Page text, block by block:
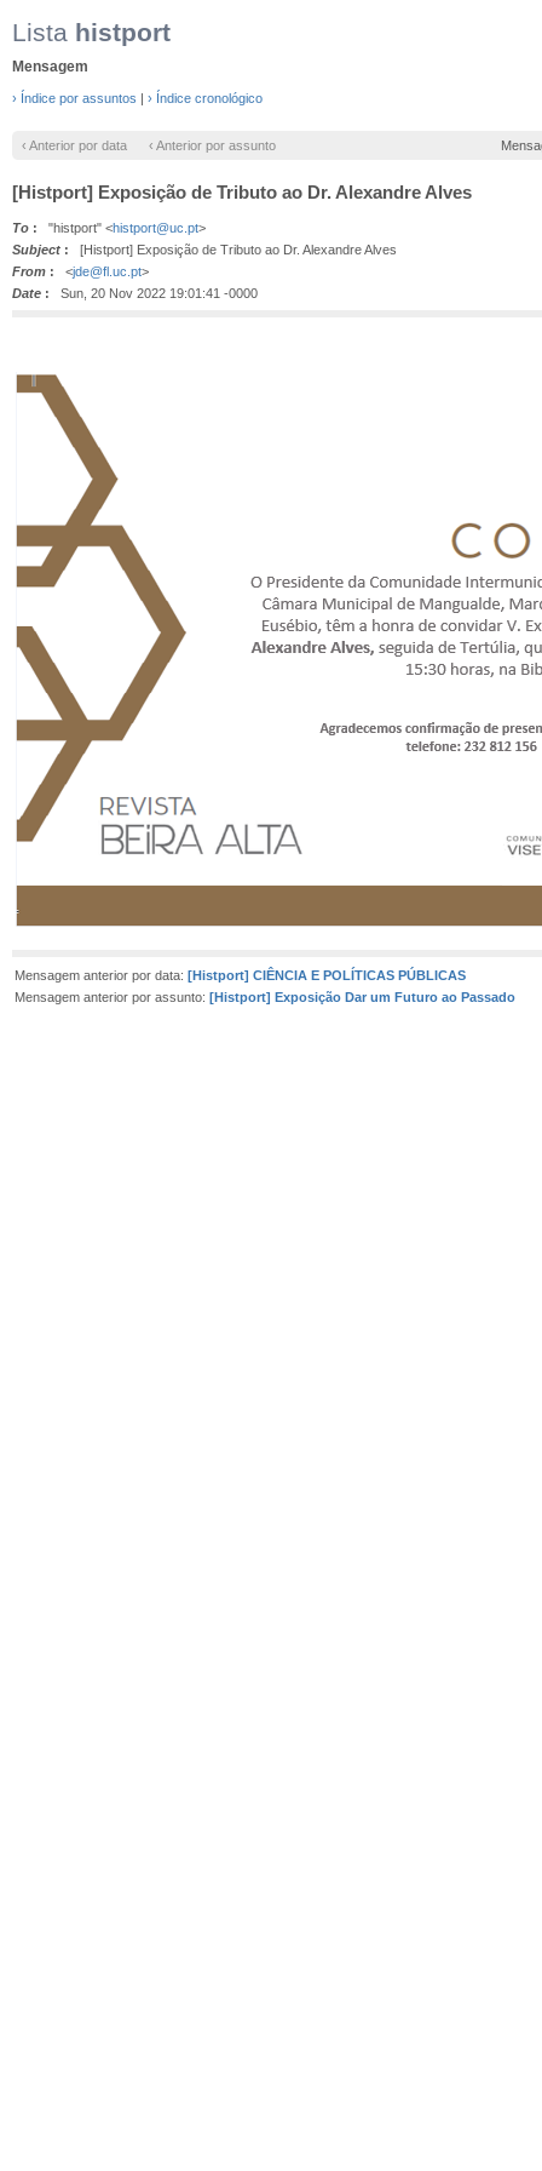
Lista histport
Mensagem
› Índice por assuntos | › Índice cronológico
‹ Anterior por data ‹ Anterior por assunto
[Histport] Exposição de Tributo ao Dr. Alexandre Alves
To : "histport" <histport@uc.pt>
Subject : [Histport] Exposição de Tributo ao Dr. Alexandre Alves
From : <jde@fl.uc.pt>
Date : Sun, 20 Nov 2022 19:01:41 -0000
Mensagem anterior por data: [Histport] CIÊNCIA E POLÍTICAS PÚBLICAS
Mensagem anterior por assunto: [Histport] Exposição Dar um Futuro ao Passado